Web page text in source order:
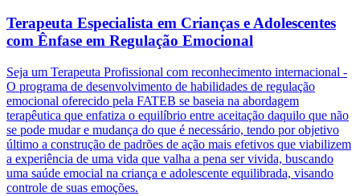
Terapeuta Especialista em Crianças e Adolescentes
com Ênfase em Regulação Emocional
Seja um Terapeuta Profissional com reconhecimento internacional -
O programa de desenvolvimento de habilidades de regulação
emocional oferecido pela FATEB se baseia na abordagem
terapêutica que enfatiza o equilíbrio entre aceitação daquilo que não
se pode mudar e mudança do que é necessário, tendo por objetivo
último a construção de padrões de ação mais efetivos que viabilizem
a experiência de uma vida que valha a pena ser vivida, buscando
uma saúde emocial na criança e adolescente equilibrada, visando
controle de suas emoções.